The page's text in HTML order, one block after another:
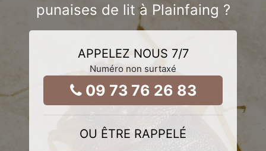
punaises de lit à Plainfaing ?
APPELEZ NOUS 7/7
Numéro non surtaxé
09 73 76 26 83
OU ÊTRE RAPPELÉ